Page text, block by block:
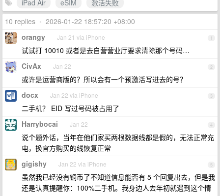
iPad Air
eSIM
激活失败
10 replies • 2026-01-22 18:57:20 +08:00
1
orangy Jan 21 via iPhone
试试打 10010 或者是去自营营业厅要求清除那个号码…
2
CivAx Jan 22
或许是运营商版的？所以会有一个预激活写进去的号？
3
docx Jan 22 via iPhone
二手机？ EID 写过号码被占用了
4
Harrybocai Jan 22
说个题外话，当年在他们家买两根数据线都是假的，无法正常充
电，换官方购买的线恢复正常
5
gigishy Jan 22 via iPhone
虽然我已经没有铜币了不知道信息能否有 5 个回复出去，但是我
还是认真提醒你：100%二手机。我身边人去年初就遇到这个情